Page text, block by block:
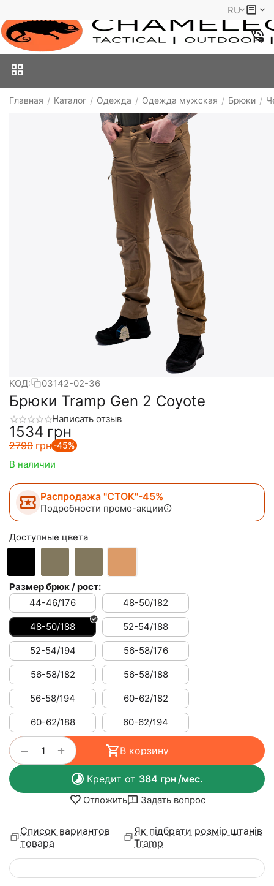
RU
Главная / Каталог / Одежда / Одежда мужская / Брюки /
КОД: 03142-02-36
Брюки Tramp Gen 2 Coyote
Написать отзыв
‍1534‍ грн
‍2790‍ грн -45%
В наличии
Распродажа "СТОК"-45%
Подробности промо-акции
Доступные цвета
Размер брюк / рост:
44-46/176
48-50/182
48-50/188 52-54/188
52-54/194 56-58/176
56-58/182 56-58/188
56-58/194 60-62/182
60-62/188 60-62/194
+
− В корзину
Кредит от 384 грн/мес.
Отложить Задать вопрос
Список вариантов
товара
Як підбрати розмір штанів
Tramp